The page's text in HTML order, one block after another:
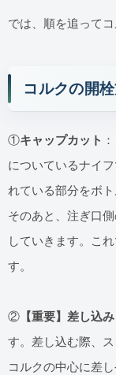
では、順を追って
コルクの開
①キャップカット
についているナイ
れている部分をボ
そのあと、注ぎ口
していきます。こ
す。
② 【重要】差し込み
す。差し込む際、
コルクの中心に差し